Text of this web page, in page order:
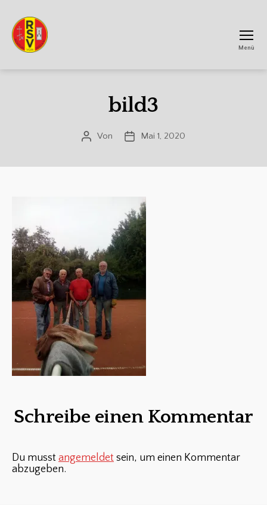
Menü
bild3
Beitragsautor
Von Veröffentlichungsdatum
Mai 1, 2020
Schreibe einen Kommentar
Du musst angemeldet sein, um einen Kommentar
abzugeben.